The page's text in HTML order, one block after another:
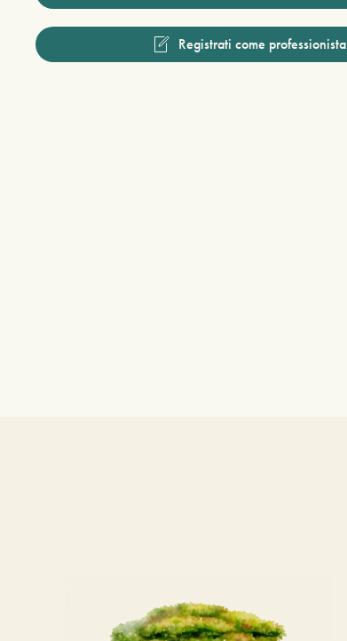
Registrati come professionista